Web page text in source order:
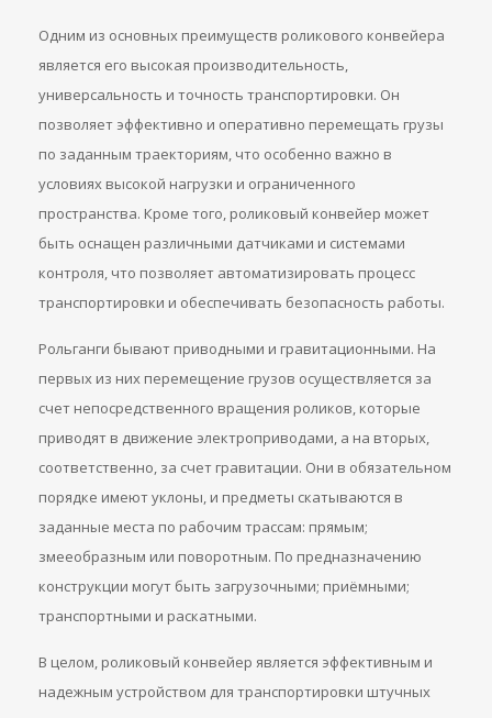
Одним из основных преимуществ роликового конвейера
является его высокая производительность,
универсальность и точность транспортировки. Он
позволяет эффективно и оперативно перемещать грузы
по заданным траекториям, что особенно важно в
условиях высокой нагрузки и ограниченного
пространства. Кроме того, роликовый конвейер может
быть оснащен различными датчиками и системами
контроля, что позволяет автоматизировать процесс
транспортировки и обеспечивать безопасность работы.
Рольганги бывают приводными и гравитационными. На
первых из них перемещение грузов осуществляется за
счет непосредственного вращения роликов, которые
приводят в движение электроприводами, а на вторых,
соответственно, за счет гравитации. Они в обязательном
порядке имеют уклоны, и предметы скатываются в
заданные места по рабочим трассам: прямым;
змееобразным или поворотным. По предназначению
конструкции могут быть загрузочными; приёмными;
транспортными и раскатными.
В целом, роликовый конвейер является эффективным и
надежным устройством для транспортировки штучных